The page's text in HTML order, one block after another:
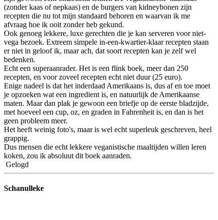
(zonder kaas of nepkaas) en de burgers van kidneybonen zijn
recepten die nu tot mijn standaard behoren en waarvan ik me
afvraag hoe ik ooit zonder heb gekund.
Ook genoeg lekkere, luxe gerechten die je kan serveren voor niet-
vega bezoek. Extreem simpele in-een-kwartier-klaar recepten staan
er niet in geloof ik, maar ach, dat soort recepten kan je zelf wel
bedenken.
Echt een superaanrader. Het is een flink boek, meer dan 250
recepten, en voor zoveel recepten echt niet duur (25 euro).
Enige nadeel is dat het inderdaad Amerikaans is, dus af en toe moet
je opzoeken wat een ingredient is, en natuurlijk de Amerikaanse
maten. Maar dan plak je gewoon een briefje op de eerste bladzijde,
met hoeveel een cup, oz, en graden in Fahrenheit is, en dan is het
geen probleem meer.
Het heeft weinig foto's, maar is wel echt superleuk geschreven, heel
grappig.
Dus mensen die echt lekkere veganistische maaltijden willen leren
koken, zou ik absoluut dit boek aanraden.
Gelogd
Schanulleke